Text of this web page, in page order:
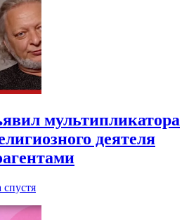
мультипликатора
деятеля
спустя